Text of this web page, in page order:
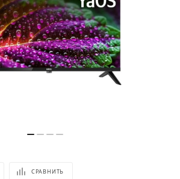
СРАВНИТЬ